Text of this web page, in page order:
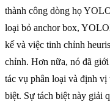
thành công dòng họ
loại bỏ anchor box,
kế và việc tinh chỉnh
chỉnh. Hơn nữa, nó đã
tác vụ phân loại và định vị
biệt. Sự tách biệt này giải